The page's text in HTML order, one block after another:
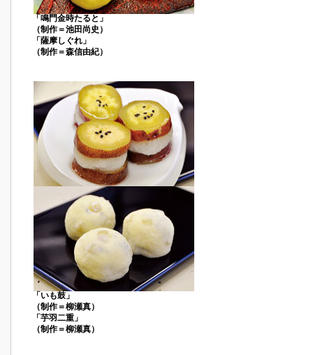
「鳴門金時たると」
（制作＝池田尚史）
「薩摩しぐれ」
（制作＝森信由紀）
「いも鼓」
（制作＝柳瀬真）
「芋羽二重」
（制作＝柳瀬真）